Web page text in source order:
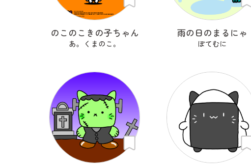
のこのこきの子ちゃん
あ。くまのこ。
雨の日のまるにゃ
ぽてむに